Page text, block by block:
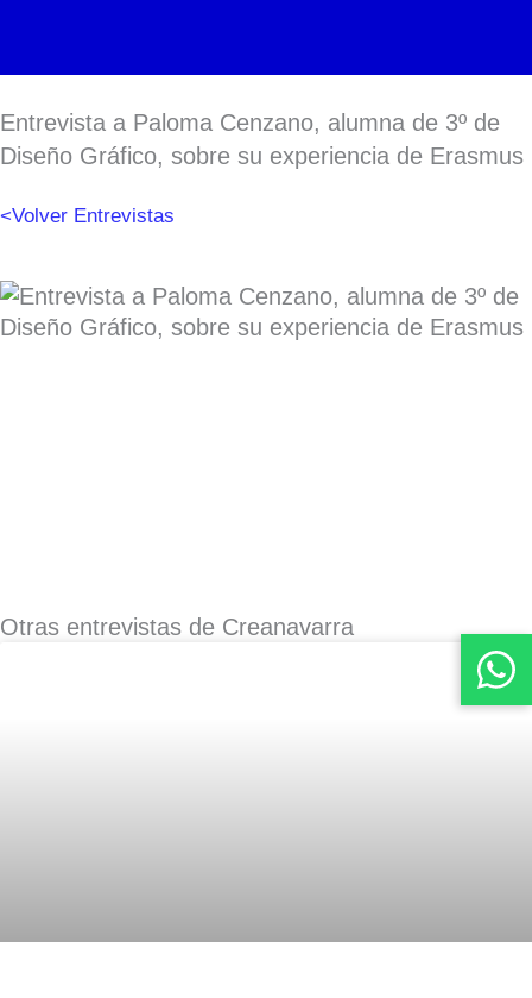
contenido
Entrevista a Paloma Cenzano, alumna de 3º de
Diseño Gráfico, sobre su experiencia de Erasmus
<Volver Entrevistas
Otras entrevistas de Creanavarra